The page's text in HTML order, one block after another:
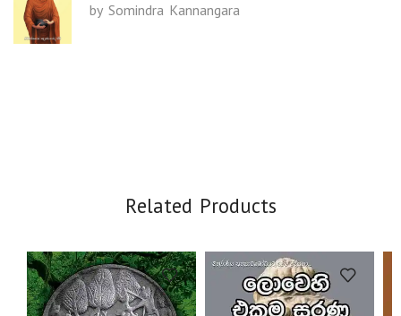
by Somindra Kannangara
Related Products